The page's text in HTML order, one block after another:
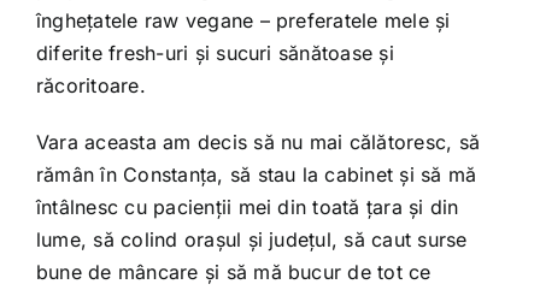
înghețatele raw vegane – preferatele mele și
diferite fresh-uri și sucuri sănătoase și
răcoritoare.
Vara aceasta am decis să nu mai călătoresc, să
rămân în Constanța, să stau la cabinet și să mă
întâlnesc cu pacienții mei din toată țara și din
lume, să colind orașul și județul, să caut surse
bune de mâncare și să mă bucur de tot ce